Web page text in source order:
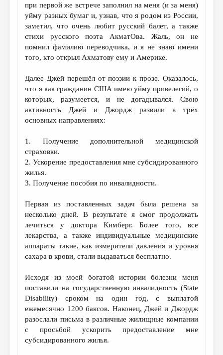
при первой же встрече заполнил на меня (и за меня)
уйму разных бумаг и, узнав, что я родом из России,
заметил, что очень любит русский балет, а также
стихи русского поэта АкматОва. Жаль, он не
помнил фамилию переводчика, и я не знаю имени
того, кто открыл Ахматову ему и Америке.
Далее Джей перешёл от поэзии к прозе. Оказалось,
что я как гражданин США имею уйму привелегий, о
которых, разумеется, и не догадывался. Свою
активность Джей и Джордж развили в трёх
основных направлениях:
1. Получение дополнительной медицинской
страховки.
2. Ускорение предоставления мне субсидированного
жилья.
3. Получение пособия по инвалидности.
Первая из поставленных задач была решена за
несколько дней. В результате я смог продолжать
лечиться у доктора Кимберг. Более того, все
лекарства, а также индивидуальные медицинские
аппараты такие, как измерители давления и уровня
сахара в крови, стали выдаваться бесплатно.
Исходя из моей богатой истории болезни меня
поставили на государственную инвалидность (State
Disability) сроком на один год, с выплатой
ежемесячно 1200 баксов. Наконец, Джей и Джордж
разослали письма в различные жилищные компании
с просьбой ускорить предоставление мне
субсидированного жилья.